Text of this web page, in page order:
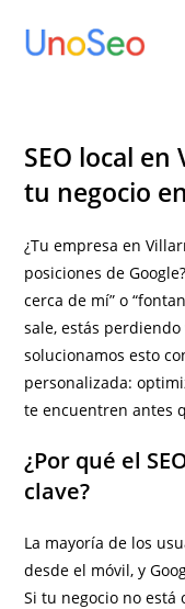
SEO local
tu negocio
¿Tu empresa en
posiciones de
cerca de mí” o
sale, estás perdiendo
solucionamos esto
personalizada:
te encuentren antes
¿Por qué el
clave?
La mayoría de los
desde el móvil, y
Si tu negocio no